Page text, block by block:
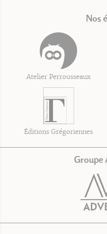
Nos
Atelier Perrousseaux
Éditions Grégoriennes
Groupe